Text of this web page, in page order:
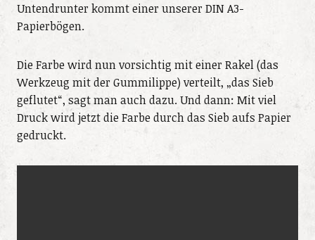
Untendrunter kommt einer unserer DIN A3-
Papierbögen.
Die Farbe wird nun vorsichtig mit einer Rakel (das
Werkzeug mit der Gummilippe) verteilt, „das Sieb
geflutet“, sagt man auch dazu. Und dann: Mit viel
Druck wird jetzt die Farbe durch das Sieb aufs Papier
gedruckt.